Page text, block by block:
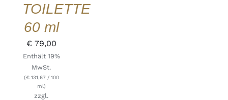
TOILETTE
60 ml
€79,00
Enthält 19%
MwSt.
(€131,67/ 100
ml)
zzgl.